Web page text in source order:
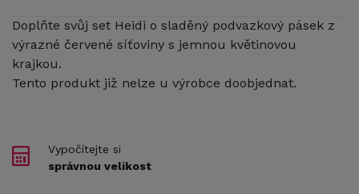
Doplňte svůj set Heidi o sladěný podvazkový pásek z
výrazné červené síťoviny s jemnou květinovou
krajkou.
Tento produkt již nelze u výrobce doobjednat.
Vypočítejte si
správnou velikost